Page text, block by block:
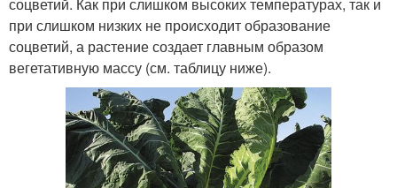
при слишком низких не происходит образование
соцветий, а растение создает главным образом
вегетативную массу (см. таблицу ниже).